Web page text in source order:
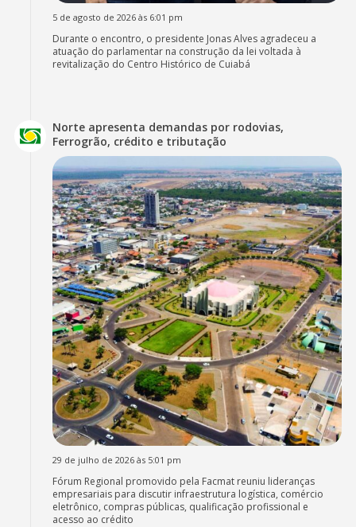
5 de agosto de 2026 às 6:01 pm
Durante o encontro, o presidente Jonas Alves agradeceu a
atuação do parlamentar na construção da lei voltada à
revitalização do Centro Histórico de Cuiabá
Norte apresenta demandas por rodovias,
Ferrogrão, crédito e tributação
29 de julho de 2026 às 5:01 pm
Fórum Regional promovido pela Facmat reuniu lideranças
empresariais para discutir infraestrutura logística, comércio
eletrônico, compras públicas, qualificação profissional e
acesso ao crédito